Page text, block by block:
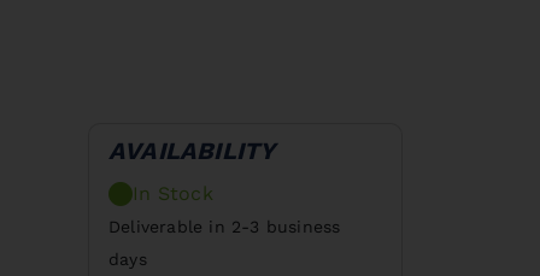
AVAILABILITY
In Stock
Deliverable in 2-3 business
days